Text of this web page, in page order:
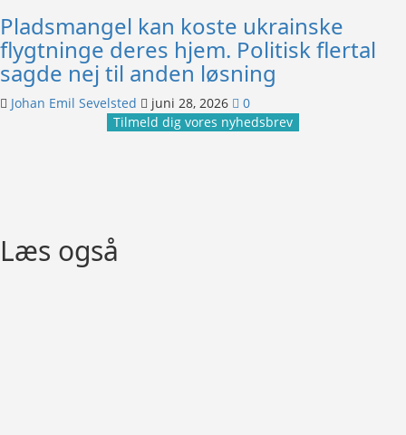
Pladsmangel kan koste ukrainske
flygtninge deres hjem. Politisk flertal
sagde nej til anden løsning
Johan Emil Sevelsted juni 28, 2026
0
Tilmeld dig vores nyhedsbrev
Læs også